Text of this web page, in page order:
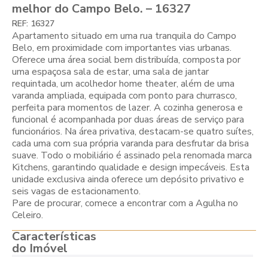
melhor do Campo Belo. – 16327
REF: 16327
Apartamento situado em uma rua tranquila do Campo
Belo, em proximidade com importantes vias urbanas.
Oferece uma área social bem distribuída, composta por
uma espaçosa sala de estar, uma sala de jantar
requintada, um acolhedor home theater, além de uma
varanda ampliada, equipada com ponto para churrasco,
perfeita para momentos de lazer. A cozinha generosa e
funcional é acompanhada por duas áreas de serviço para
funcionários. Na área privativa, destacam-se quatro suítes,
cada uma com sua própria varanda para desfrutar da brisa
suave. Todo o mobiliário é assinado pela renomada marca
Kitchens, garantindo qualidade e design impecáveis. Esta
unidade exclusiva ainda oferece um depósito privativo e
seis vagas de estacionamento.
Pare de procurar, comece a encontrar com a Agulha no
Celeiro.
Características
do Imóvel